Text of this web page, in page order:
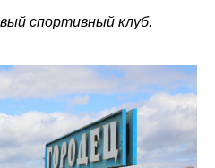
спортивный клуб.